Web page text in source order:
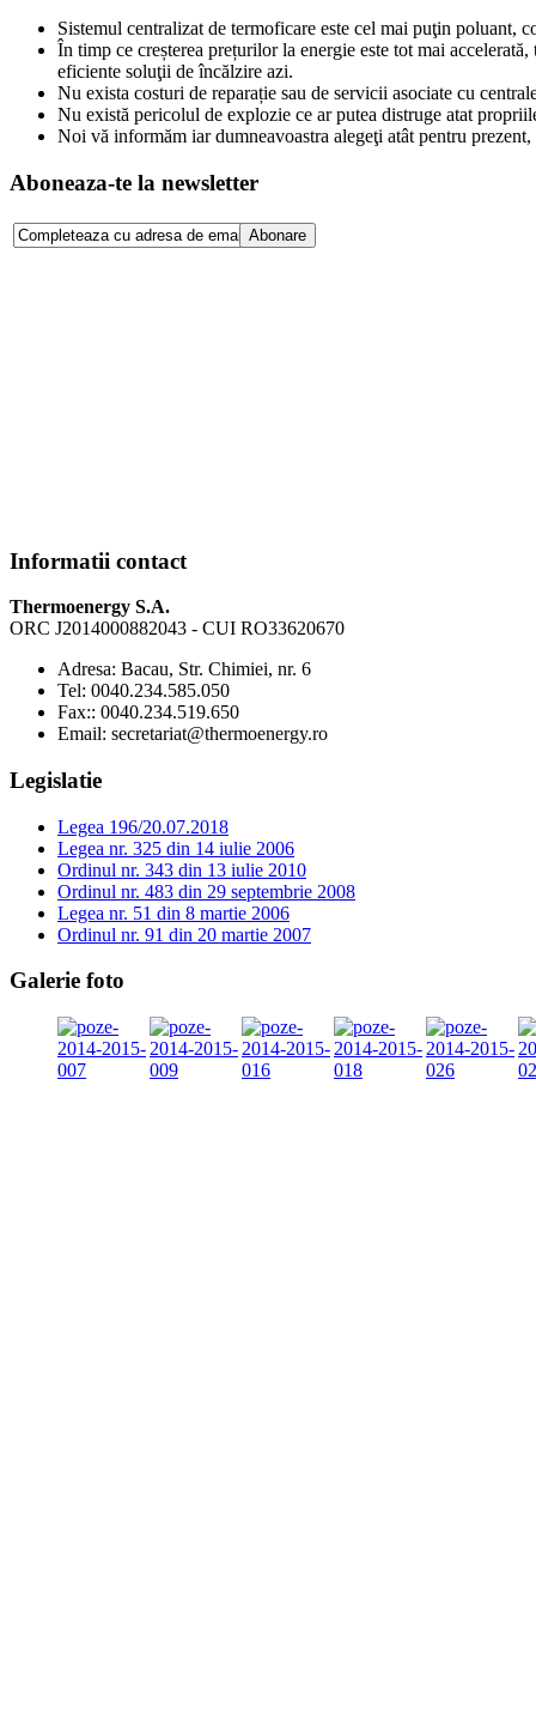
Sistemul centralizat de termoficare este cel mai puţin poluant,
În timp ce creșterea prețurilor la energie este tot mai
eficiente soluţii de încălzire azi.
Nu exista costuri de reparație sau de servicii asociate cu
Nu există pericolul de explozie ce ar putea distruge atat
Noi vă informăm iar dumneavoastra alegeţi atât pentru
Aboneaza-te la newsletter
Informatii contact
Thermoenergy S.A.
ORC J2014000882043 - CUI RO33620670
Adresa: Bacau, Str. Chimiei, nr. 6
Tel: 0040.234.585.050
Fax:: 0040.234.519.650
Email: secretariat@thermoenergy.ro
Legislatie
Legea 196/20.07.2018
Legea nr. 325 din 14 iulie 2006
Ordinul nr. 343 din 13 iulie 2010
Ordinul nr. 483 din 29 septembrie 2008
Legea nr. 51 din 8 martie 2006
Ordinul nr. 91 din 20 martie 2007
Galerie foto